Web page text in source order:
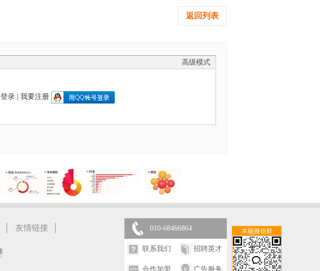
返回列表
高级模式
登录| 我要注册
本版微信群
| 友情链接 | 010-68466864
联系我们 招聘英才
合作加盟 广告服务